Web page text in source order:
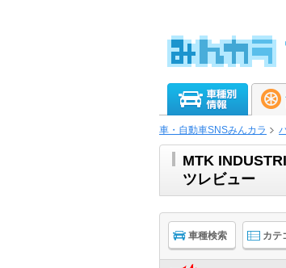
車・自動車SNSみんカラ
MTK
ツレビュー
車種検索 カテ